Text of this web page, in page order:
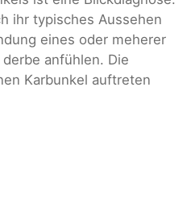
ihr typisches Aussehen
eines oder meherer
anfühlen. Die
Karbunkel auftreten